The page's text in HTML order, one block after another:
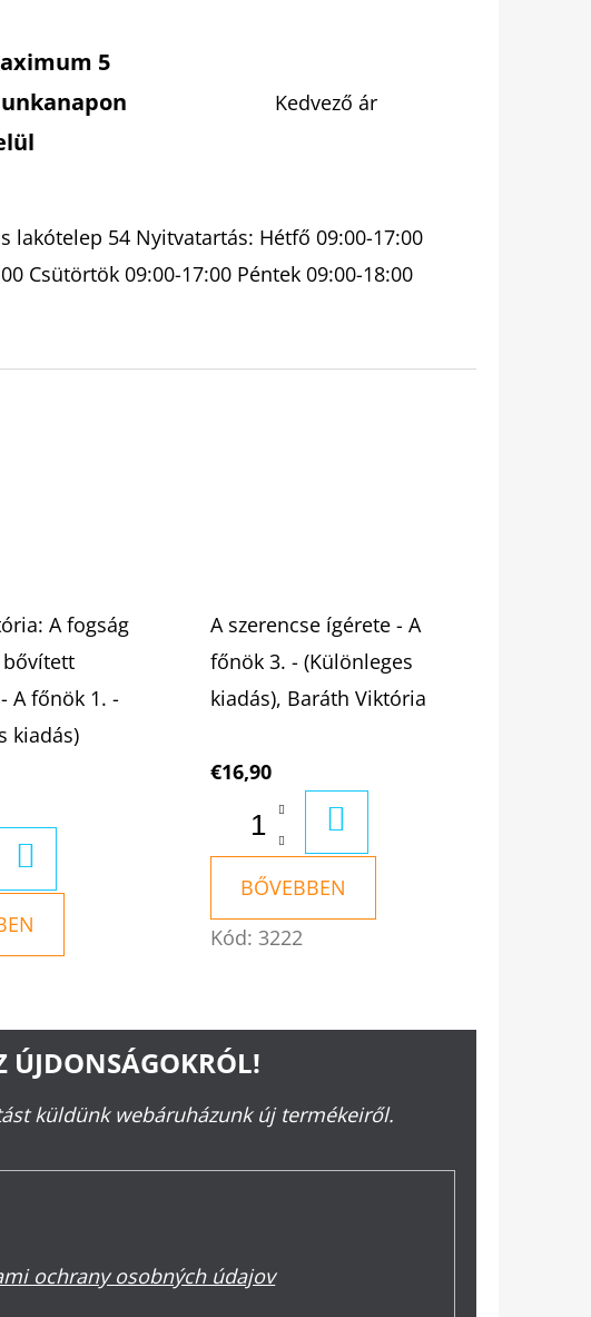
5
Kedvező ár
lakótelep 54 Nyitvatartás: Hétfő 09:00-17:00
Csütörtök 09:00-17:00 Péntek 09:00-18:00
A fogság
bővített
A főnök 1. -
kiadás)
A szerencse ígérete - A
főnök 3. - (Különleges
kiadás), Baráth Viktória
€16,90
BŐVEBBEN
Kód: 3222
küldünk webáruházunk új termékeiről.
ochrany osobných údajov